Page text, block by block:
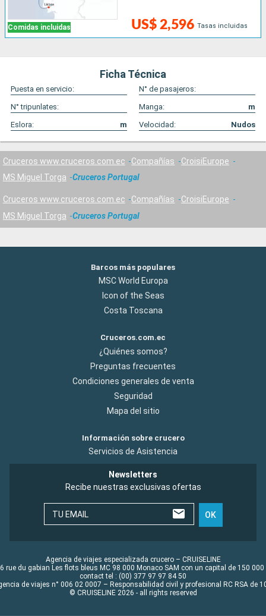
Comidas incluidas US$ 2,596 Tasas incluidas
Ficha Técnica
Puesta en servicio:
N° de pasajeros:
N° tripunlates:
Manga:
m
Eslora:
m Velocidad: Nudos
Cruceros www.cruceros.com.ec Compañías
CroisiEurope
MS Miguel Torga
Cruceros Portugal
Cruceros www.cruceros.com.ec Compañías
CroisiEurope
MS Miguel Torga
Cruceros Portugal
Barcos más populares
MSC World Europa
Icon of the Seas
Costa Toscana
Cruceros.com.ec
¿Quiénes somos?
Preguntas frecuentes
Condiciones generales de venta
Seguridad
Mapa del sitio
Información sobre crucero
Servicios de Asistencia
Newsletters
Recibe nuestras exclusivas ofertas
TU EMAIL OK
Agencia de viajes especializada crucero – CRUISELINE
rue du gabian Les flots bleus MC 98 000 Monaco SAM con un capital de 150 000
contact tel : (00) 377 97 97 84 50
de viajes n° 006 02 0007 – Responsabilidad civil y profesional RC RSA de
© CRUISELINE 2026 - all rights reserved